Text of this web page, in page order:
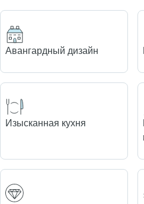
Авангардный дизайн
Изысканная кухня